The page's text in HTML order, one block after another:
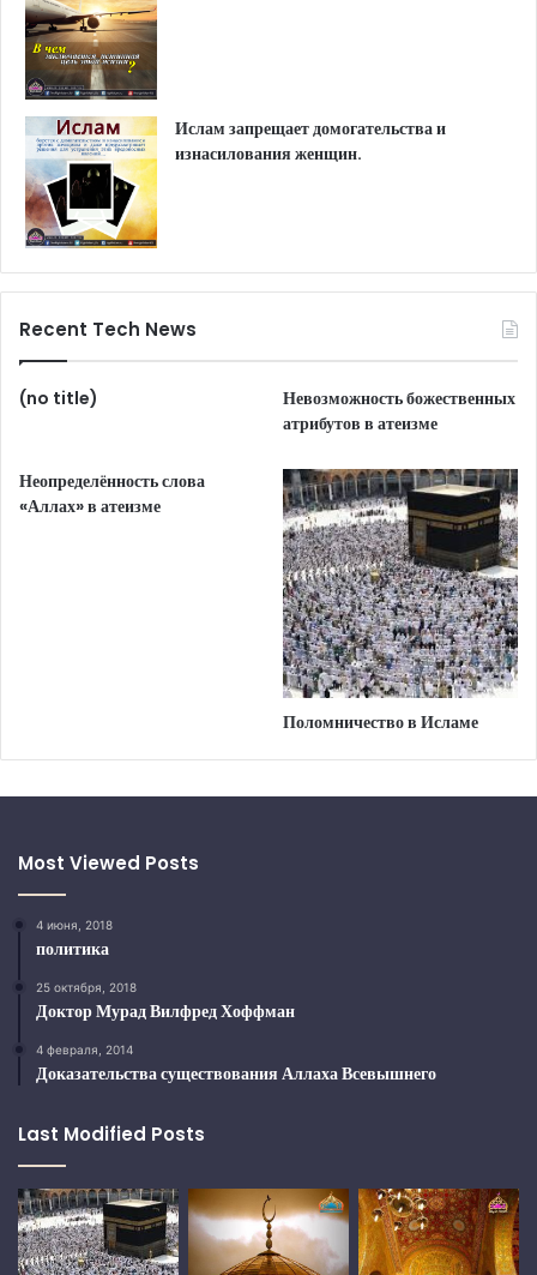
Ислам запрещает домогательства и
изнасилования женщин.
Recent Tech News
(no title)
Невозможность божественных
атрибутов в атеизме
Неопределённость слова
«Аллах» в атеизме
Поломничество в Исламе
Most Viewed Posts
4 июня, 2018
политика
25 октября, 2018
Доктор Мурад Вилфред Хоффман
4 февраля, 2014
Доказательства существования Аллаха Всевышнего
Last Modified Posts